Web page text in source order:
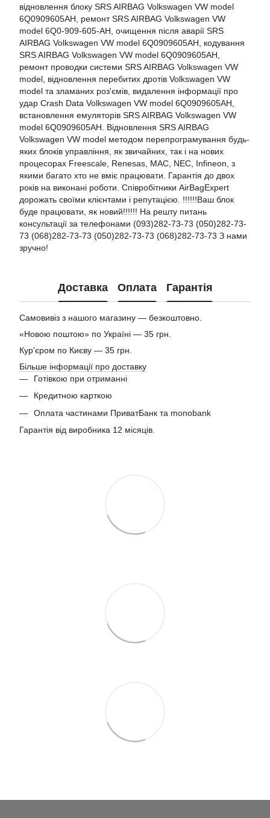
відновлення блоку SRS AIRBAG Volkswagen VW model
6Q0909605AH, ремонт SRS AIRBAG Volkswagen VW
model 6Q0-909-605-AH, очищення після аварії SRS
AIRBAG Volkswagen VW model 6Q0909605AH, кодування
SRS AIRBAG Volkswagen VW model 6Q0909605AH,
ремонт проводки системи SRS AIRBAG Volkswagen VW
model, відновлення перебитих дротів Volkswagen VW
model та зламаних роз'ємів, видалення інформації про
удар Crash Data Volkswagen VW model 6Q0909605AH,
встановлення емуляторів SRS AIRBAG Volkswagen VW
model 6Q0909605AH. Відновлення SRS AIRBAG
Volkswagen VW model методом перепрограмування будь-
яких блоків управління, як звичайних, так і на нових
процесорах Freescale, Renesas, MAC, NEC, Infineon, з
якими багато хто не вміє працювати. Гарантія до двох
років на виконані роботи. Співробітники AirBagExpert
дорожать своїми клієнтами і репутацією. !!!!!!Ваш блок
буде працювати, як новий!!!!!! На решту питань
консультації за телефонами (093)282-73-73 (050)282-73-
73 (068)282-73-73 (050)282-73-73 (068)282-73-73 З нами
зручно!
Доставка Оплата Гарантія
Самовивіз з нашого магазину — безкоштовно.
«Новою поштою» по Україні — 35 грн.
Кур'єром по Києву — 35 грн.
Більше інформації про доставку
Готівкою при отриманні
Кредитною карткою
Оплата частинами ПриватБанк та monobank
Гарантія від виробника 12 місяців.